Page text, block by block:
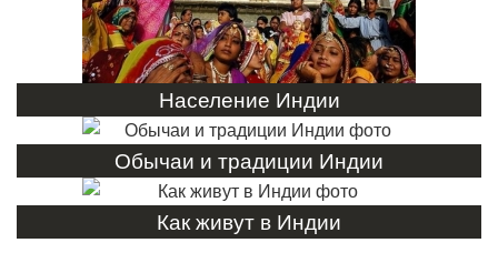
Население Индии
Обычаи и традиции Индии
Как живут в Индии